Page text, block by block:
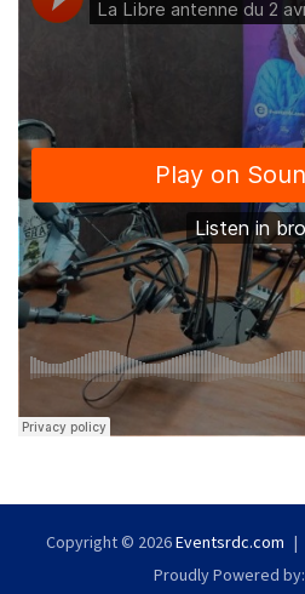
Copyright © 2026Eventsrdc.com
Proudly Powered by: